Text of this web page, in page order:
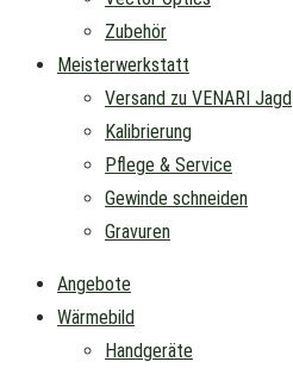
Zubehör
Meisterwerkstatt
Versand zu VENARI Jagd
Kalibrierung
Pflege & Service
Gewinde schneiden
Gravuren
Angebote
Wärmebild
Handgeräte